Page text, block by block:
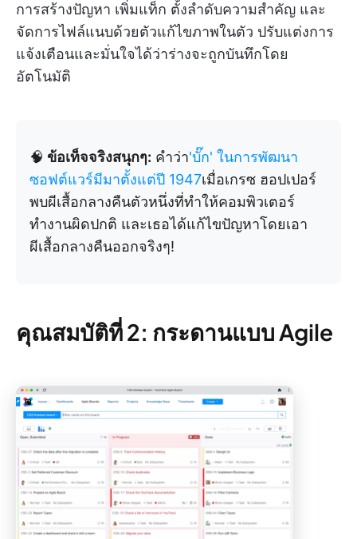
การสร้างปัญหา เพิ่มแท็ก ตั้งลำดับความสำคัญ และ
จัดการไฟล์แนบด้วยตัวแก้ไขภาพในตัว ปรับแต่งการ
แจ้งเตือนและมั่นใจได้ว่าร่างจะถูกบันทึกโดย
อัตโนมัติ
🧠 ข้อเท็จจริงสนุกๆ: คำว่า'บั๊ก' ในการพัฒนา
ซอฟต์แวร์มีมาตั้งแต่ปี 1947เมื่อเกรซ ฮอปเปอร์
พบผีเสื้อกลางคืนตัวหนึ่งที่ทำให้คอมพิวเตอร์
ทำงานผิดปกติ และเธอได้แก้ไขปัญหาโดยเอา
ผีเสื้อกลางคืนออกจริงๆ!
คุณสมบัติที่ 2: กระดานแบบ Agile